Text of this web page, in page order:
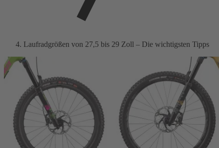
Laufradgrößen von 27,5 bis 29 Zoll – Die wichtigsten Tipps